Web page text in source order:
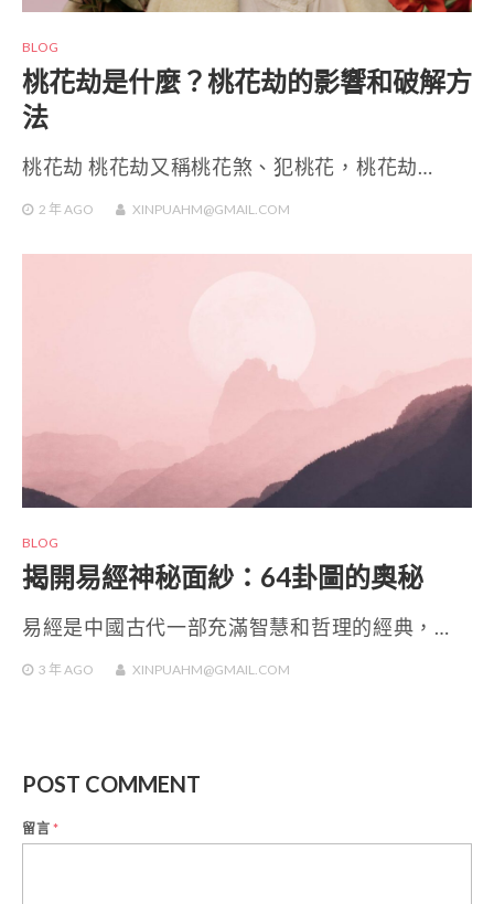
BLOG
桃花劫是什麼？桃花劫的影響和破解方
法
桃花劫 桃花劫又稱桃花煞、犯桃花，桃花劫…
2 年AGO XINPUAHM@GMAIL.COM
BLOG
揭開易經神秘面紗：64卦圖的奧秘
易經是中國古代一部充滿智慧和哲理的經典，…
3 年AGO XINPUAHM@GMAIL.COM
POST COMMENT
留言*